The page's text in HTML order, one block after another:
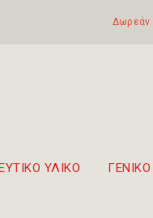
Δωρεάν
ΥΛΙΚΟ